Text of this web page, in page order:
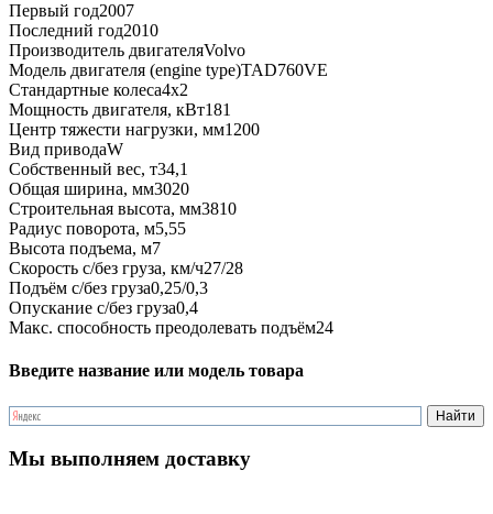
Первый год2007
Последний год2010
Производитель двигателяVolvo
Модель двигателя (engine type)TAD760VE
Стандартные колеса4x2
Мощность двигателя, кВт181
Центр тяжести нагрузки, мм1200
Вид приводаW
Собственный вес, т34,1
Общая ширина, мм3020
Строительная высота, мм3810
Радиус поворота, м5,55
Высота подъема, м7
Скорость с/без груза, км/ч27/28
Подъём с/без груза0,25/0,3
Опускание с/без груза0,4
Макс. способность преодолевать подъём24
Введите название или модель товара
Мы выполняем доставку